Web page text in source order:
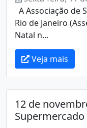
A Associação de
Rio de Janeiro
Natal n...
Veja mais
12 de
Supermercado